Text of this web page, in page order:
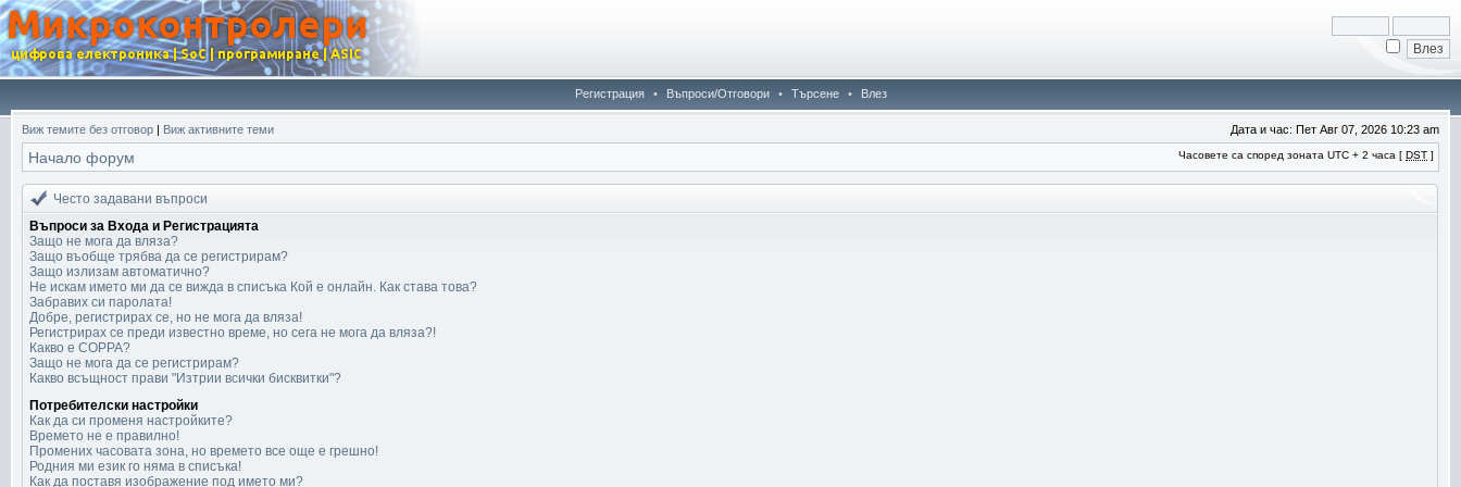
Регистрация • Въпроси/Отговори • Търсене • Влез
Виж темите без отговор | Виж активните теми Дата и час: Пет Авг 07, 2026 10:23 am
Начало форум Часовете са според зоната UTC + 2 часа [ DST ]
Често задавани въпроси
Въпроси за Входа и Регистрацията
Защо не мога да вляза?
Защо въобще трябва да се регистрирам?
Защо излизам автоматично?
Не искам името ми да се вижда в списъка Кой е онлайн. Как става това?
Забравих си паролата!
Добре, регистрирах се, но не мога да вляза!
Регистрирах се преди известно време, но сега не мога да вляза?!
Какво е COPPA?
Защо не мога да се регистрирам?
Какво всъщност прави "Изтрии всички бисквитки"?
Потребителски настройки
Как да си променя настройките?
Времето не е правилно!
Промених часовата зона, но времето все още е грешно!
Родния ми език го няма в списъка!
Как да поставя изображение под името ми?